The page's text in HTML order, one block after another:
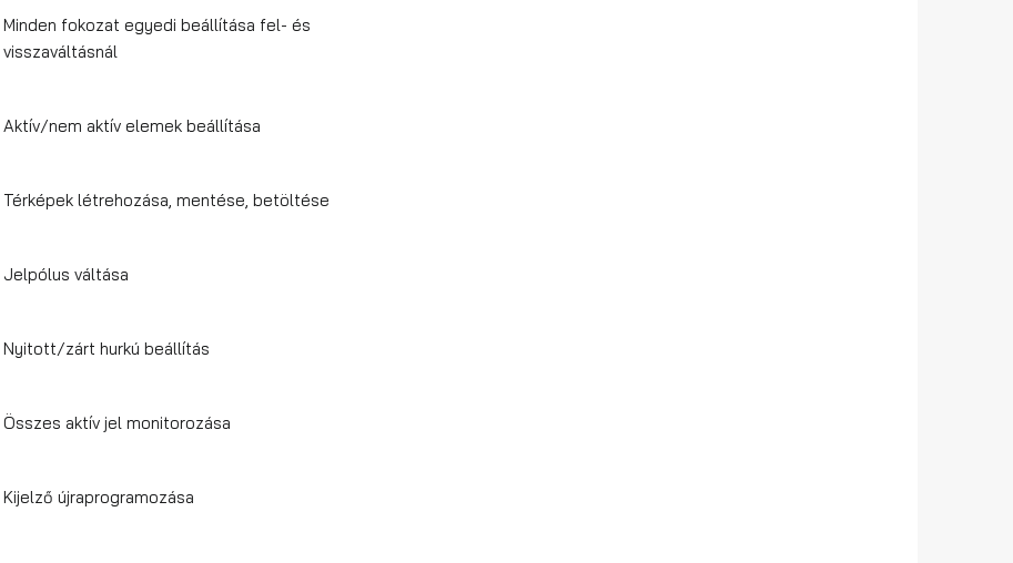
Minden fokozat egyedi beállítása fel- és
visszaváltásnál
Aktív/nem aktív elemek beállítása
Térképek létrehozása, mentése, betöltése
Jelpólus váltása
Nyitott/zárt hurkú beállítás
Összes aktív jel monitorozása
Kijelző újraprogramozása